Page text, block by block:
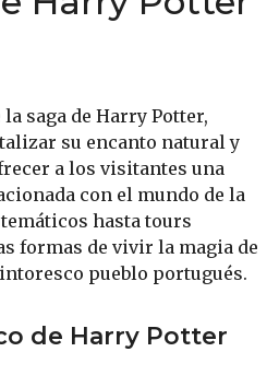
saga de Harry Potter,
su encanto natural y
a los visitantes una
con el mundo de la
hasta tours
formas de vivir la magia de
pueblo portugués.
de Harry Potter